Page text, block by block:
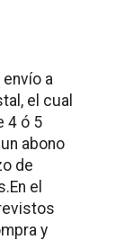
a
el cual
4 ó 5
abono
de
el
y